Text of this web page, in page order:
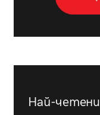
Най-четени